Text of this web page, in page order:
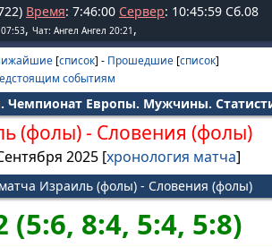
Время: 7:46:00 Сервер: 10:45:59 Сб.08
, Чат: Ангел Ангел 20:21 ,
[список] - Прошедшие [список]
событиям
Чемпионат Европы. Мужчины.
(фолы)- Словения (фолы)
2025 [хронология матча]
матча Израиль (фолы) - Словения (фолы)
(5:6, 8:4, 5:4, 5:8)